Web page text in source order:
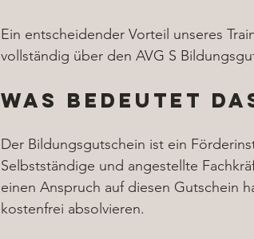
Ein entscheidender Vorteil unseres
vollständig über den AVG S
Was bedeutet
Der Bildungsgutschein ist ein
Selbstständige und angestellte
einen Anspruch auf diesen Gutschein
kostenfrei absolvieren.